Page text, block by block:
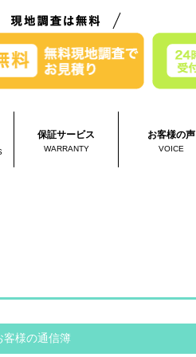
保証サービス
WARRANTY
お客様の声
VOICE
客様の通信簿